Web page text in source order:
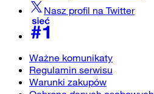
Nasz profil na Twitter
Ważne komunikaty
Regulamin serwisu
Warunki zakupów